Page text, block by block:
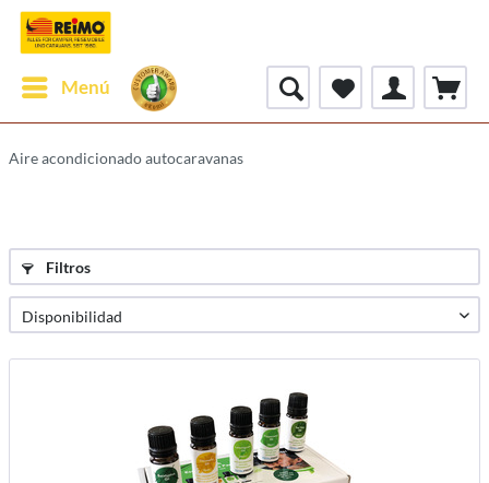
Menú
Aire acondicionado autocaravanas
Filtros